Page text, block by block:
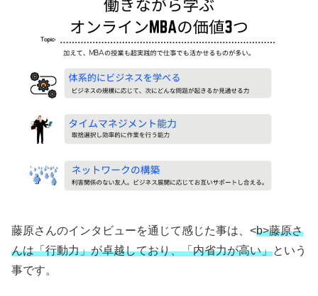
藤原さんのインタビューを通じて感じた事は、<b>藤原さ
んは「行動力」が卓越しており、「内省力が高い」という
事です。